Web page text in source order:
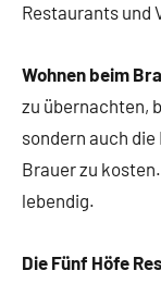
Restaurants und
Wohnen beim
zu übernachten,
sondern auch
Brauer zu
lebendig.
Die Fünf Höfe